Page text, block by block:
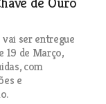
vai ser entregue
19 de Março,
com
e